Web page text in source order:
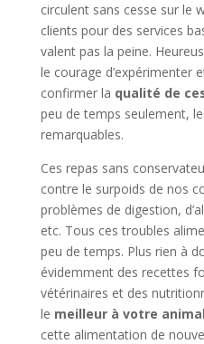
circulent sans cesse sur le
clients pour des services
valent pas la peine.
le courage d’expérimenter
confirmer la qualité de
peu de temps seulement,
remarquables.
Ces repas sans
contre le surpoids de nos
problèmes de digestion,
etc. Tous ces troubles
peu de temps. Plus rien à
évidemment des recettes
vétérinaires et des
le meilleur à votre animal
cette alimentation de